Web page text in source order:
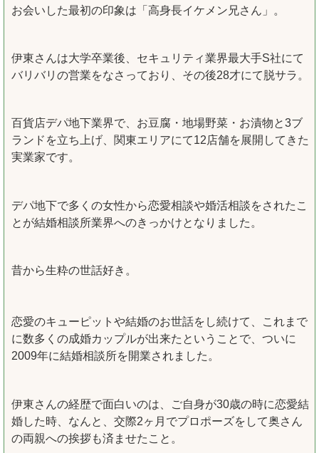
お会いした最初の印象は「高身長イケメン兄さん」。
伊東さんは大学卒業後、セキュリティ業界最大手S社にて
バリバリの営業をなさっており、その後28才にて脱サラ。
百貨店デパ地下業界で、お豆腐・地場野菜・お漬物と3ブ
ランドを立ち上げ、関東エリアにて12店舗を展開してきた
実業家です。
デパ地下で多くの女性から恋愛相談や婚活相談をされたこ
とが結婚相談所業界へのきっかけとなりました。
昔から生粋の世話好き。
恋愛のキューピットや結婚のお世話をし続けて、これまで
に数多くの成婚カップルが出来たということで、ついに
2009年に結婚相談所を開業されました。
伊東さんの経歴で面白いのは、ご自身が30歳の時に恋愛結
婚した時、なんと、交際2ヶ月でプロポーズをして奥さん
の両親への挨拶も済ませたこと。